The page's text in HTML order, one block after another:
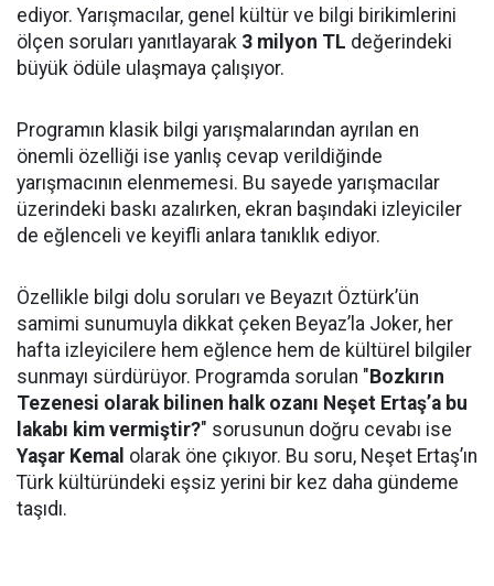
ediyor. Yarışmacılar, genel kültür ve bilgi birikimlerini
ölçen soruları yanıtlayarak 3 milyon TL değerindeki
büyük ödüle ulaşmaya çalışıyor.
Programın klasik bilgi yarışmalarından ayrılan en
önemli özelliği ise yanlış cevap verildiğinde
yarışmacının elenmemesi. Bu sayede yarışmacılar
üzerindeki baskı azalırken, ekran başındaki izleyiciler
de eğlenceli ve keyifli anlara tanıklık ediyor.
Özellikle bilgi dolu soruları ve Beyazıt Öztürk’ün
samimi sunumuyla dikkat çeken Beyaz’la Joker, her
hafta izleyicilere hem eğlence hem de kültürel bilgiler
sunmayı sürdürüyor. Programda sorulan " Bozkırın
Tezenesi olarak bilinen halk ozanı Neşet Ertaş’a bu
lakabı kim vermiştir?" sorusunun doğru cevabı ise
Yaşar Kemal olarak öne çıkıyor. Bu soru, Neşet Ertaş’ın
Türk kültüründeki eşsiz yerini bir kez daha gündeme
taşıdı.